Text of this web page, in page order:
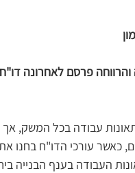
פרסם לאחרונה
עבודה בכל המשק, אך
כאשר עורכי הדו"ח בחנו
העבודה בענף הבנייה